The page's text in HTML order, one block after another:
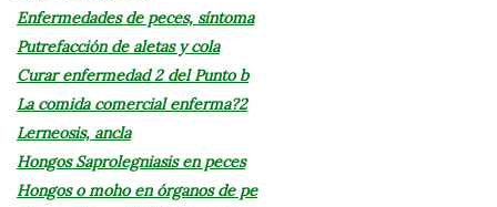
Enfermedades de peces, síntoma
Putrefacción de aletas y cola
Curar enfermedad 2 del Punto b
La comida comercial enferma?2
Lerneosis, ancla
Hongos Saprolegniasis en peces
Hongos o moho en órganos de pe